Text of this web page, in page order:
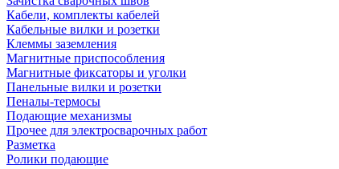
Кабели, комплекты кабелей
Кабельные вилки и розетки
Клеммы заземления
Магнитные приспособления
Магнитные фиксаторы и уголки
Панельные вилки и розетки
Пеналы-термосы
Подающие механизмы
Прочее для электросварочных работ
Разметка
Ролики подающие